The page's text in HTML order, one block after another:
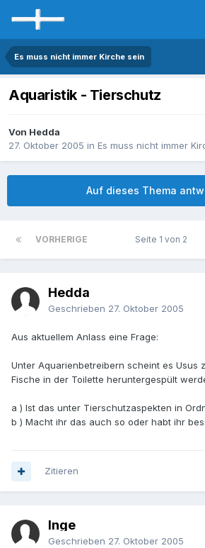
Es muss nicht immer Kirche sein
Aquaristik - Tierschutz
Von Hedda
27. Oktober 2005 in Es muss nicht immer
Auf dieses Thema
VORHERIGE Seite 1 von 2
Hedda
Geschrieben 27. Oktober 2005
Aus aktuellem Anlass eine Frage:
Unter Aquarienbetreibern scheint es Usus
Fische in der Toilette heruntergespült
a ) Ist das unter Tierschutzaspekten in
b ) Macht ihr das auch so oder habt ihr
Zitieren
Inge
Geschrieben 27. Oktober 2005